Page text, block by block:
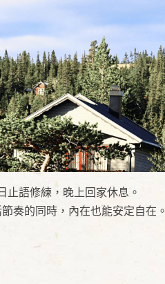
止語修練，晚上回家休息。
奏的同時，內在也能安定自在。